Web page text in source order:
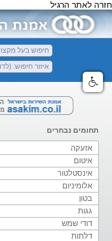
חזרה לאתר הרגיל
תחומים נבחרים
אזעקה
איטום
אינסטלטור
אלומיניום
בטון
גגות
דודי שמש
דלתות